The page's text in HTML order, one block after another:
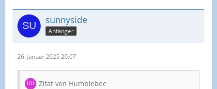
sunnyside
Anfänger
26. Januar 2025 20:07
Zitat von Humblebee